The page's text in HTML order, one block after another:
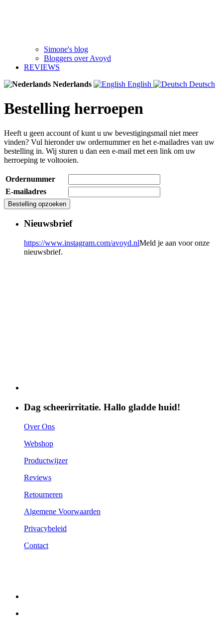
Simone's blog
Bloggers over Avoyd
REVIEWS
Nederlands
English Deutsch
Bestelling herroepen
Heeft u geen account of kunt u uw bevestigingsmail niet meer
vinden? Vul hieronder uw ordernummer en het e-mailadres van uw
bestelling in. Wij sturen u dan een e-mail met een link om uw
herroeping te voltooien.
Ordernummer
E-mailadres
Bestelling opzoeken
Nieuwsbrief
https://www.instagram.com/avoyd.nlMeld je aan voor onze
nieuwsbrief.
Dag scheerirritatie. Hallo gladde huid!
Over Ons
Webshop
Productwijzer
Reviews
Retourneren
Algemene Voorwaarden
Privacybeleid
Contact